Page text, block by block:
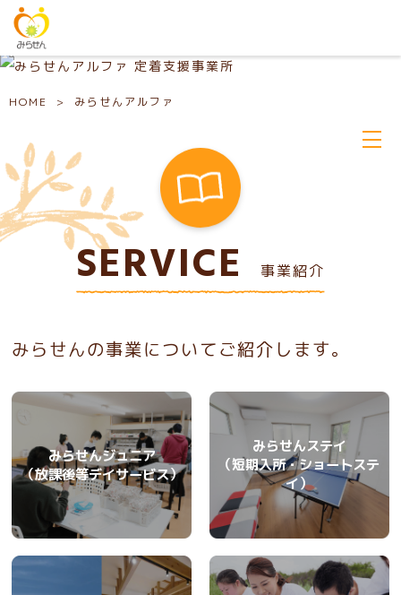
HOME > みらせんアルファ
SERVICE 事業紹介
みらせんの事業についてご紹介します。
みらせんジュニア
（放課後等デイサービス）
みらせんステイ
（短期入所・ショートステ
イ）